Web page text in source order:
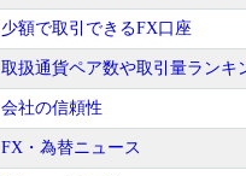
少額で取引できるFX口座
取扱通貨ペア数や取引量ランキ
会社の信頼性
FX・為替ニュース